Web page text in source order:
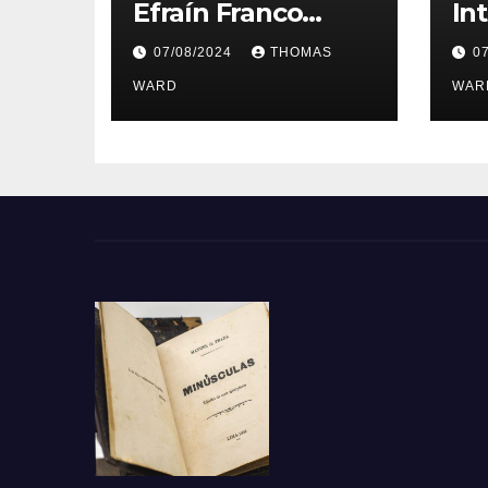
Efraín Franco
Ochoa le interesa
González Prada
07/08/2024 THOMAS
WARD